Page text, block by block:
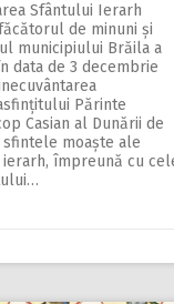
Sfântului Ierarh
de minuni și
municipiului Brăila a
data de 3 decembrie
Părinte
Casian al Dunării de
sfintele moaște ale
împreună cu